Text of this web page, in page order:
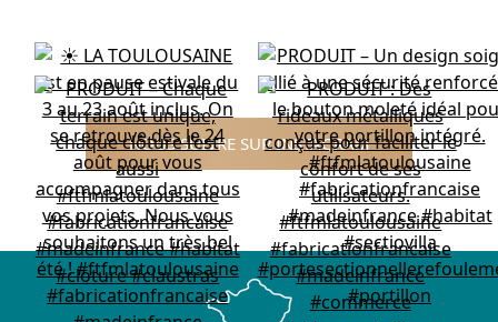
NOUS SUIVRE SUR INSTAGRAM